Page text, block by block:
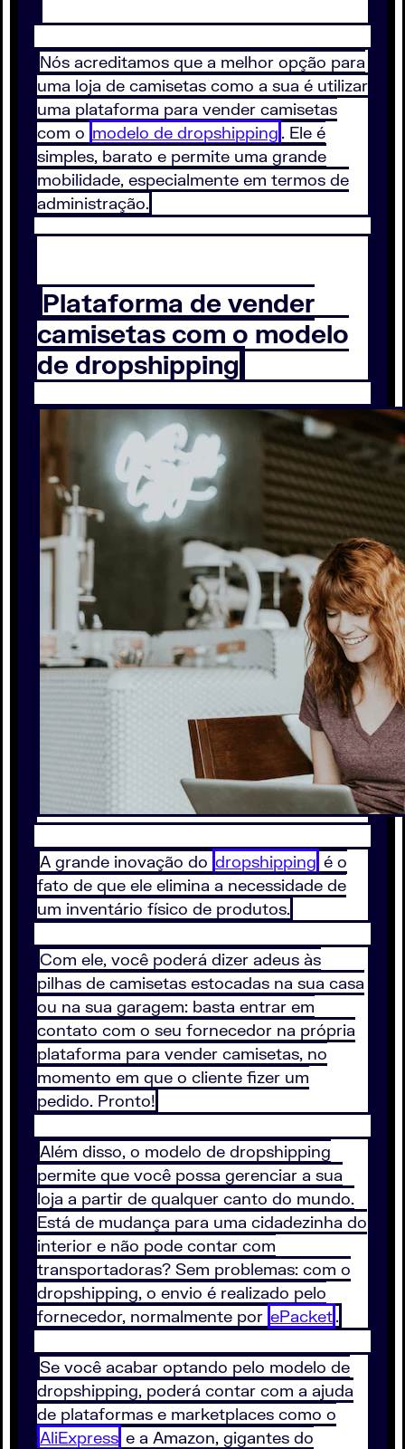
Nós acreditamos que a melhor opção para
uma loja de camisetas como a sua é utilizar
uma plataforma para vender camisetas
com o modelo de dropshipping . Ele é
simples, barato e permite uma grande
mobilidade, especialmente em termos de
administração.
Plataforma de vender
camisetas com o modelo
de dropshipping
A grande inovação do dropshipping é o
fato de que ele elimina a necessidade de
um inventário físico de produtos.
Com ele, você poderá dizer adeus às
pilhas de camisetas estocadas na sua casa
ou na sua garagem: basta entrar em
contato com o seu fornecedor na própria
plataforma para vender camisetas, no
momento em que o cliente fizer um
pedido. Pronto!
Além disso, o modelo de dropshipping
permite que você possa gerenciar a sua
loja a partir de qualquer canto do mundo.
Está de mudança para uma cidadezinha do
interior e não pode contar com
transportadoras? Sem problemas: com o
dropshipping, o envio é realizado pelo
fornecedor, normalmente por ePacket.
Se você acabar optando pelo modelo de
dropshipping, poderá contar com a ajuda
de plataformas e marketplaces como o
AliExpress e a Amazon, gigantes do